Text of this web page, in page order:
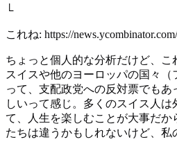
└
これね: https://
ちょっと個人的な分析だけど、
スイスや他のヨーロッパの国々
って、支配政党への反対票でも
しいって感じ。多くのスイス人
て、人生を楽しむことが大事だ
たちは違うかもしれないけど、私